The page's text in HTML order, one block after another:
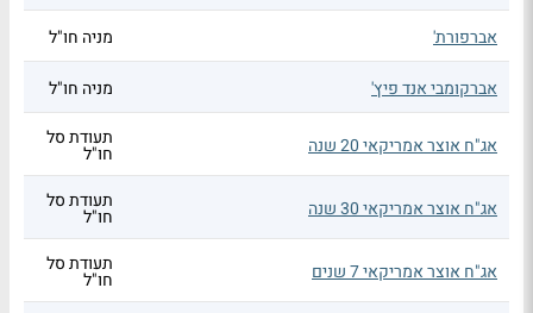
אברפורת' מניה חו"ל
אברקומבי אנד פיץ' מניה חו"ל
אג"ח אוצר אמריקאי 20 שנה תעודת סל
חו"ל
אג"ח אוצר אמריקאי 30 שנה תעודת סל
חו"ל
אג"ח אוצר אמריקאי 7 שנים תעודת סל
חו"ל